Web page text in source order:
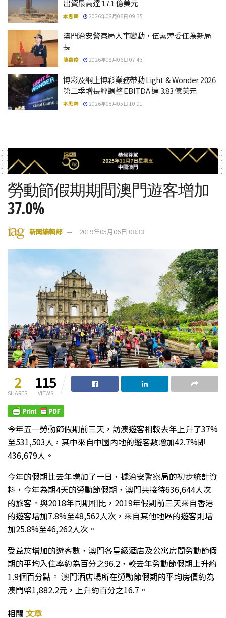
出資最高達 17.1 億美元
本思齊 2026年08月06日 09:35
澳門治安警察局人事變動，伍素萍委任為新局
長
陳嘉俊 2026年08月06日 07:43
博彩及網上博彩業務帶動 Light & Wonder 2026
第二季增長經調整 EBITDA 達 3.83 億美元
本思齊 2026年08月05日 10:01
勞動節假期期間澳門遊客增加
37.0%
新聞編輯部 2019年05月06日 08:33
2
SHARES
115
VIEWS
今年五一勞動節假期前三天，訪澳遊客相較去年上升了37%
至531,503人，其中來自中國內地的遊客數增加42.7%即
436,679人。
今年的假期比去年增加了一日，據治安警察局的初步統計資
料，今年為期4天的勞動節假期，澳門共接待636,644人次
的旅客。與2018年同期相比，2019年假期前三天來自香港
的遊客增加7.8%至48,562人次，來自其他地區的遊客則增
加25.8%至46,262人次。
受益於增加的遊客數，澳門各星級酒店及公寓房間勞動節假
期的平均入住率約為百分之96.2，較去年勞動節假期上升約
1.9個百分點。 澳門酒店場所在勞動節假期的平均房價約為
澳門幣1,882.2元，上升約百分之16.7。
相關 文章